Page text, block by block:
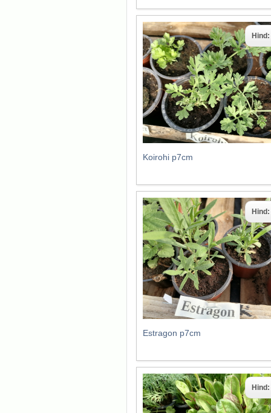
Koirohi p7cm
Hind:
Estragon p7cm
Hind:
Hind: